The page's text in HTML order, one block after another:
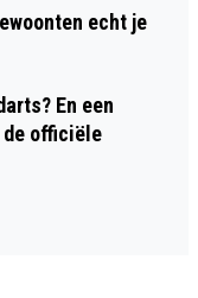
echt je
En een
officiële